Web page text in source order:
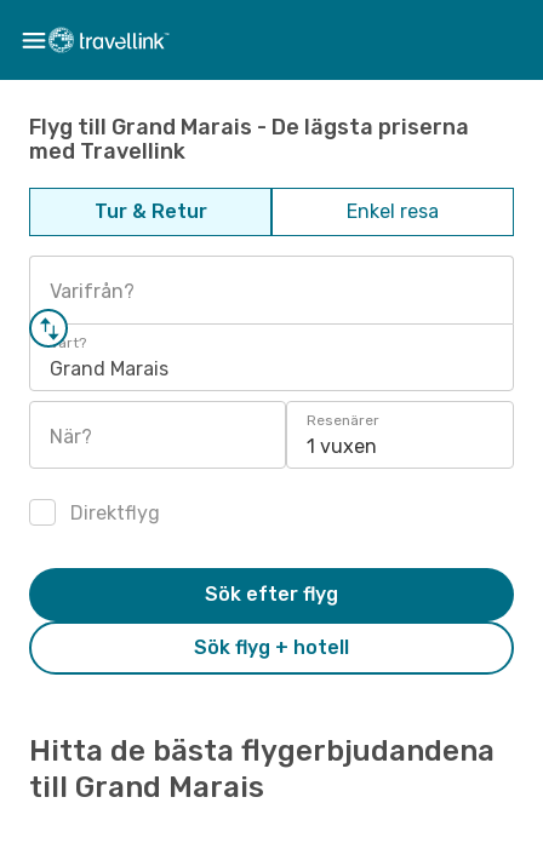
Flyg till Grand Marais - De lägsta priserna
med Travellink
Tur & Retur Enkel resa
Varifrån?
Vart?
Grand Marais
När?
Resenärer
1 vuxen
Direktflyg
Sök flyg + hotell
Sök efter flyg
Hitta de bästa flygerbjudandena
till Grand Marais